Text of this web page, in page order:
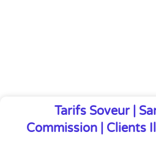
Tarifs Soveur |
Commission | Clients